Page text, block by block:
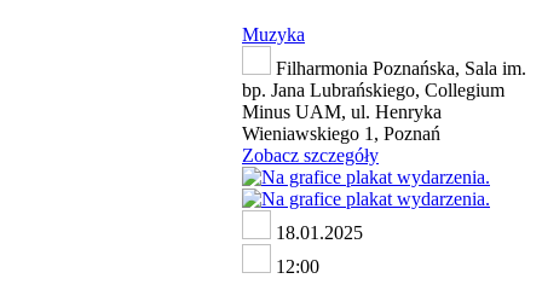
Muzyka
Filharmonia Poznańska, Sala im.
bp. Jana Lubrańskiego, Collegium
Minus UAM, ul. Henryka
Wieniawskiego 1, Poznań
Zobacz szczegóły
18.01.2025
12:00